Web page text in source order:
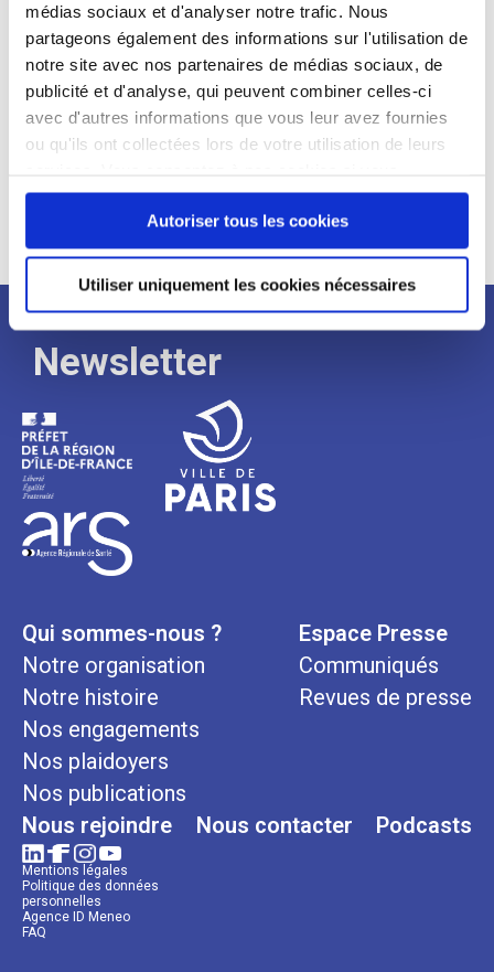
médias sociaux et d'analyser notre trafic. Nous
partageons également des informations sur l'utilisation de
notre site avec nos partenaires de médias sociaux, de
publicité et d'analyse, qui peuvent combiner celles-ci
avec d'autres informations que vous leur avez fournies
ou qu'ils ont collectées lors de votre utilisation de leurs
continuez à utiliser notre site Web.
Autoriser tous les cookies
Utiliser uniquement les cookies nécessaires
Expérience :
Processus
de
recrutement
Newsletter
Qui sommes-nous ?
Notre organisation
Notre histoire
Nos engagements
Nos plaidoyers
Nos publications
Espace Presse
Communiqués
Revues de presse
Nous rejoindre Nous contacter Podcasts
Mentions légales
Politique des données
personnelles
Agence ID Meneo
FAQ